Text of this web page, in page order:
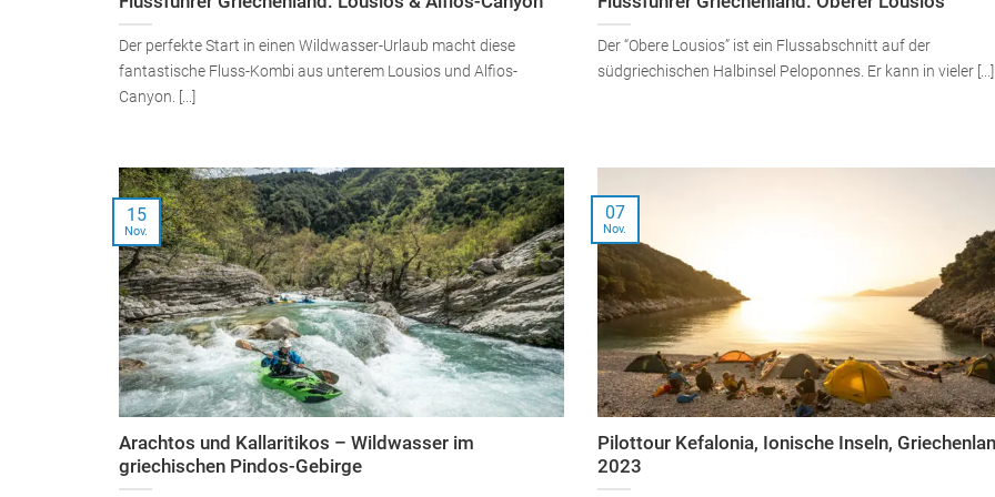
Der perfekte Start in einen Wildwasser-Urlaub macht diese
fantastische Fluss-Kombi aus unterem Lousios und Alfios-
Canyon. [...]
Der “Obere Lousios” ist ein Flussabschnitt auf der
südgriechischen Halbinsel Peloponnes. Er kann in vieler [...]
Arachtos und Kallaritikos – Wildwasser im
griechischen Pindos-Gebirge
15
Nov.
Pilottour Kefalonia, Ionische Inseln,
2023
07
Nov.